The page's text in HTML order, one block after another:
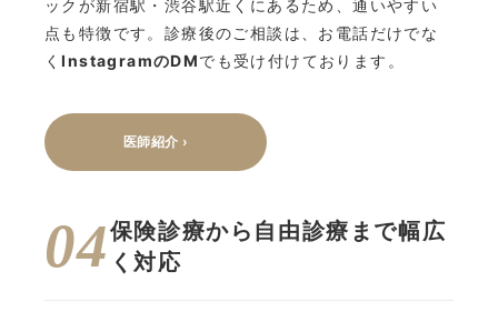
ックが新宿駅・渋谷駅近くにあるため、通いやすい
点も特徴です。診療後のご相談は、お電話だけでな
くInstagramのDMでも受け付けております。
医師紹介 ›
04保険診療から自由診療まで幅広
く対応